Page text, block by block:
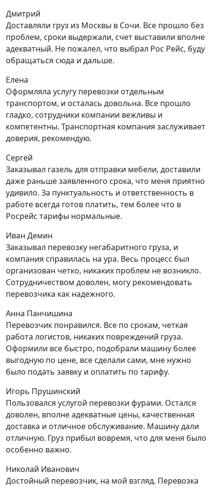
Дмитрий
Доставляли груз из Москвы в Сочи. Все прошло без
проблем, сроки выдержали, счет выставили вполне
адекватный. Не пожалел, что выбрал Рос Рейс, буду
обращаться сюда и дальше.
Елена
Оформляла услугу перевозки отдельным
транспортом, и осталась довольна. Все прошло
гладко, сотрудники компании вежливы и
компетентны. Транспортная компания заслуживает
доверия, рекомендую.
Сергей
Заказывал газель для отправки мебели, доставили
даже раньше заявленного срока, что меня приятно
удивило. За пунктуальность и ответственность в
работе всегда готов платить, тем более что в
Росрейс тарифы нормальные.
Иван Демин
Заказывал перевозку негабаритного груза, и
компания справилась на ура. Весь процесс был
организован четко, никаких проблем не возникло.
Сотрудничеством доволен, могу рекомендовать
перевозчика как надежного.
Анна Панчишина
Перевозчик понравился. Все по срокам, четкая
работа логистов, никаких повреждений груза.
Оформили все быстро, подобрали машину более
выгодную по цене, все сделали сами, мне нужно
было подать заявку и оплатить по тарифу.
Игорь Прушинский
Пользовался услугой перевозки фурами. Остался
доволен, вполне адекватные цены, качественная
доставка и отличное обслуживание. Машину дали
отличную. Груз прибыл вовремя, что для меня было
особенно важно.
Николай Иванович
Достойный перевозчик, на мой взгляд. Перевозка